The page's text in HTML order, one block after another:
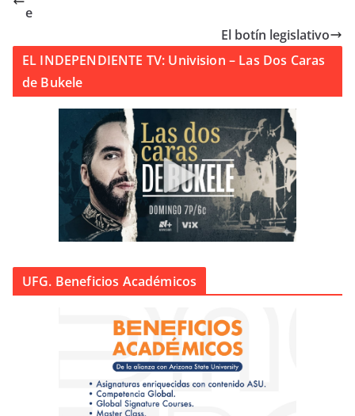
e
El botín legislativo
EL INDEPENDIENTE TV: Univision – Las Dos Caras
de Bukele
UFG. Beneficios Académicos